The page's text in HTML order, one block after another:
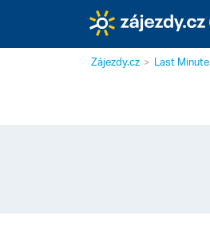
Zájezdy.cz Last Minute